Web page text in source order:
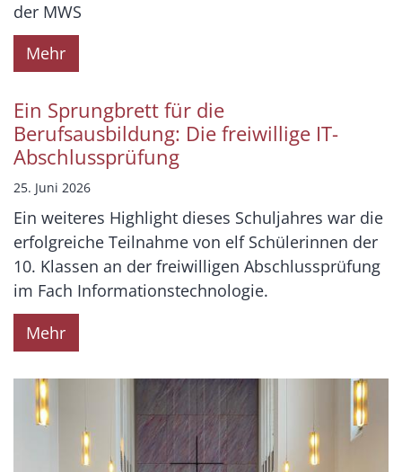
der MWS
Mehr
Ein Sprungbrett für die
Berufsausbildung: Die freiwillige IT-
Abschlussprüfung
25. Juni 2026
Ein weiteres Highlight dieses Schuljahres war die
erfolgreiche Teilnahme von elf Schülerinnen der
10. Klassen an der freiwilligen Abschlussprüfung
im Fach Informationstechnologie.
Mehr